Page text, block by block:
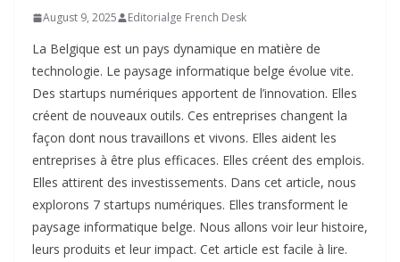
August 9, 2025 Editorialge French Desk
La Belgique est un pays dynamique en matière de
technologie. Le paysage informatique belge évolue vite.
Des startups numériques apportent de l’innovation. Elles
créent de nouveaux outils. Ces entreprises changent la
façon dont nous travaillons et vivons. Elles aident les
entreprises à être plus efficaces. Elles créent des emplois.
Elles attirent des investissements. Dans cet article, nous
explorons 7 startups numériques. Elles transforment le
paysage informatique belge. Nous allons voir leur histoire,
leurs produits et leur impact. Cet article est facile à lire.